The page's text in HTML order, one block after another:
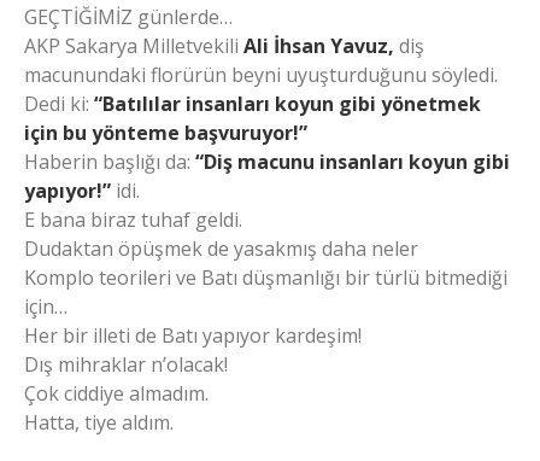
GEÇTİĞİMİZ günlerde…
AKP Sakarya Milletvekili Ali İhsan Yavuz, diş
macunundaki florürün beyni uyuşturduğunu söyledi.
Dedi ki: “Batılılar insanları koyun gibi yönetmek
için bu yönteme başvuruyor!”
Haberin başlığı da: “Diş macunu insanları koyun gibi
yapıyor!” idi.
E bana biraz tuhaf geldi.
Dudaktan öpüşmek de yasakmış daha neler
Komplo teorileri ve Batı düşmanlığı bir türlü bitmediği
için…
Her bir illeti de Batı yapıyor kardeşim!
Dış mihraklar n’olacak!
Çok ciddiye almadım.
Hatta, tiye aldım.